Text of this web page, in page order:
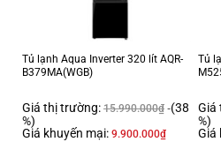
Tủ lạnh Aqua Inverter 320 lít AQR-
B379MA(WGB)
Giá thị trường: 15.990.000₫ (38
%)
Giá khuyến mại: 9.900.000₫
Tủ
Giá
%)
Giá